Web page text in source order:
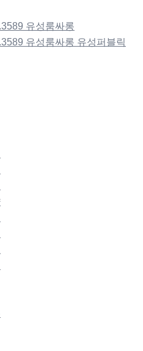
유성룸싸롱
유성룸싸롱 유성퍼블릭